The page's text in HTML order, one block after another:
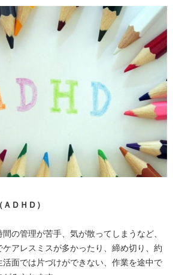
ＤＨＤ）
の管理が苦手、気が散ってしまうなど、
アレスミスが多かったり、締め切り、約
面では片づけができない、作業を途中で